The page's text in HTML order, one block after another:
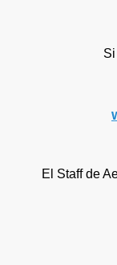
Si
El Staff de